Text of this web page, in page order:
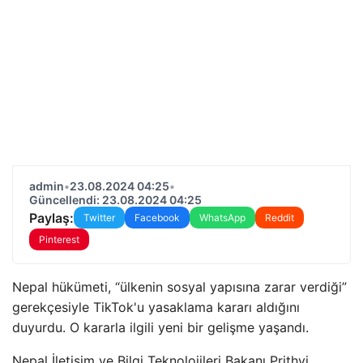
admin•23.08.2024 04:25•
Güncellendi: 23.08.2024 04:25
Paylaş: Twitter Facebook WhatsApp
Reddit
Pinterest
Nepal hükümeti, “ülkenin sosyal yapısına zarar verdiği”
gerekçesiyle TikTok'u yasaklama kararı aldığını
duyurdu. O kararla ilgili yeni bir gelişme yaşandı.